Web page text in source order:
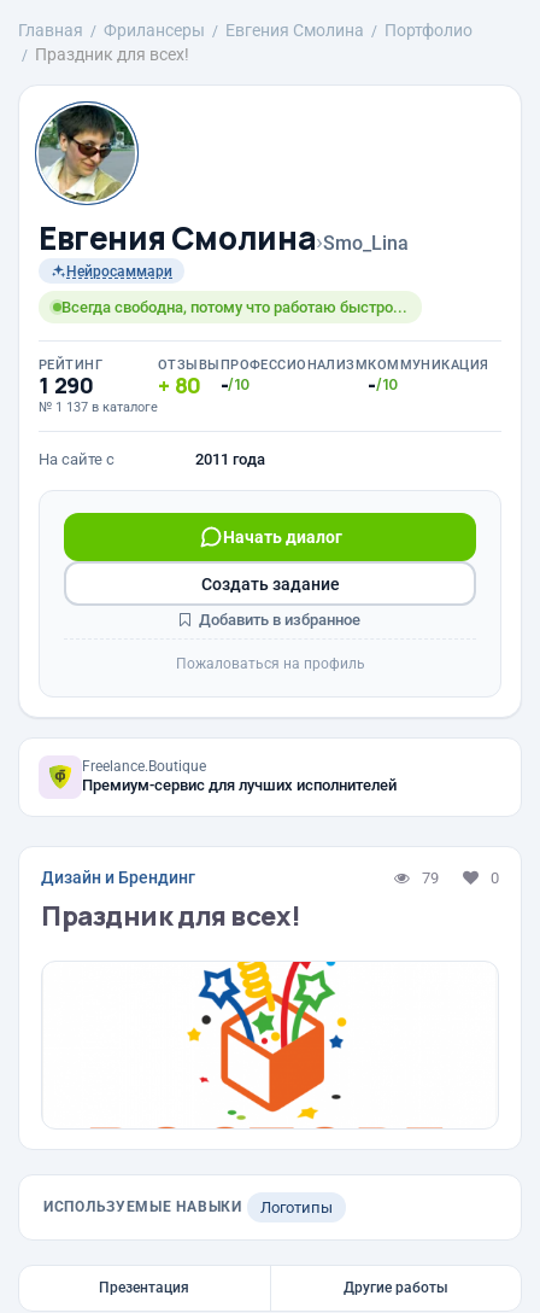
Главная Фрилансеры Евгения Смолина
Портфолио
Праздник для всех!
Евгения Смолина›Smo_Lina
Нейросаммари
Всегда свободна, потому что работаю быстро...
РЕЙТИНГ
1 290
№ 1 137 в каталоге
ОТЗЫВЫ
80
ПРОФЕССИОНАЛИЗМ
-/10
КОММУНИКАЦИЯ
-/10
На сайте с 2011 года
Начать диалог
Создать задание
Добавить в избранное
Пожаловаться на профиль
Freelance.Boutique
Премиум-сервис для лучших исполнителей
Дизайн и Брендинг 79 0
Праздник для всех!
ИСПОЛЬЗУЕМЫЕ НАВЫКИ Логотипы
Презентация Другие работы